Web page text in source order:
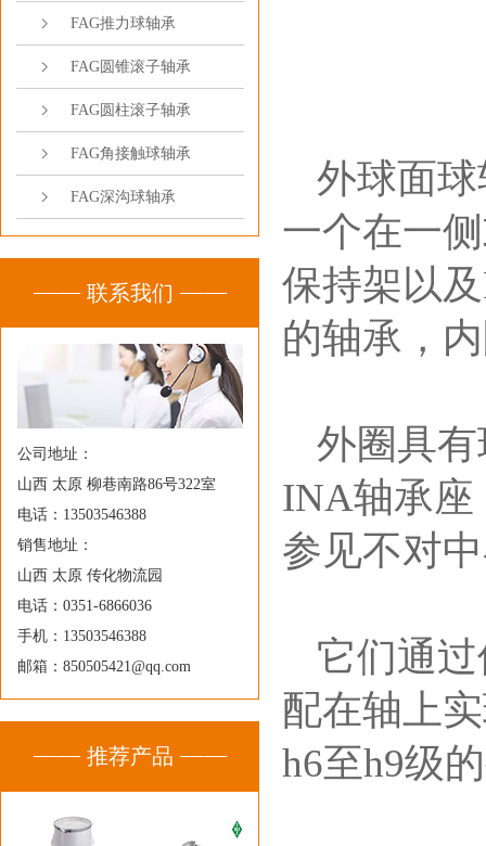
FAG推力球轴承
FAG圆锥滚子轴承
FAG圆柱滚子轴承
FAG角接触球轴承
FAG深沟球轴承
联系我们
公司地址：
山西 太原 柳巷南路86号322室
电话：13503546388
销售地址：
山西 太原 传化物流园
电话：0351-6866036
手机：13503546388
邮箱：850505421@qq.com
推荐产品
外球面
一个在一
保持架以
的轴承，
外圈具
INA轴承座
参见不对
它们通
配在轴上
h6至h9级